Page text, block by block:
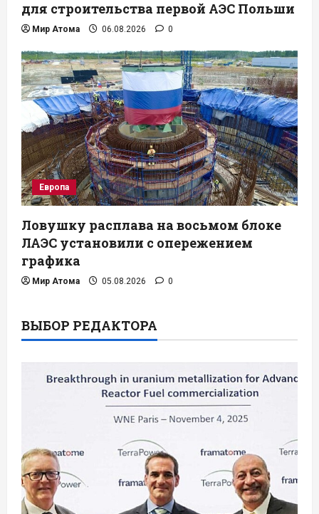
для строительства первой АЭС Польши
Мир Атома 06.08.2026 0
Европа
Ловушку расплава на восьмом блоке
ЛАЭС установили с опережением
графика
Мир Атома 05.08.2026 0
ВЫБОР РЕДАКТОРА